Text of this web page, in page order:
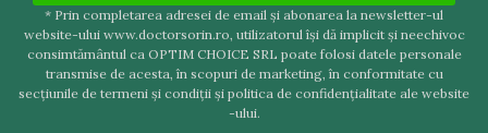
* Prin completarea adresei de email şi abonarea la newsletter-ul
website-ului www.doctorsorin.ro, utilizatorul îşi dă implicit şi neechivoc
consimtământul ca OPTIM CHOICE SRL poate folosi datele personale
transmise de acesta, în scopuri de marketing, în conformitate cu
secţiunile de termeni şi condiţii şi politica de confidenţialitate ale website
-ului.